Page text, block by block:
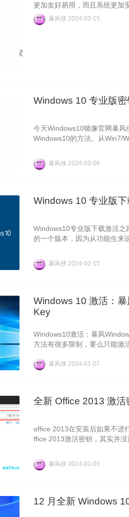
10 家
更加友好易用，而且系统更加
认是预装Windows10家庭中文
不如Windows10专业版，所以
暴风侠2024-03-15
Windows 10 专业版
今天Windows10镜像官网暴
Windows10的方法。从Win7/
后又该如何激活Windows10
要有了Windows10密钥，都能
暴风侠2024-03-06
Windows 10 专业版
Windows10专业版下载激活
的一个版本，因为从功能生来
专业版的人数非常多。那么
法吧。
暴风侠2024-02-15
Windows 10 激活：
Key
Windows10激活：暴风
方法有很多限制，要么只能激
这
暴风侠2024-01-07
全新 Office 2013 激
office 2013在安装后如果不进
ffice 2013激活密钥，其实并
暴风侠2024-01-05
12 月全新 Windows